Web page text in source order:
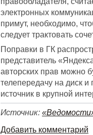
электронных
примут, необходимо,
следует трактовать
Поправки в ГК
представитель
авторских прав можно
телепередачу на диск
источник в крупной
Источник:
Добавить комментарий